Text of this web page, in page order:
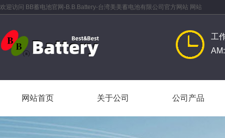
欢迎访问 BB蓄电池官网-B.B.Battery-台湾美美蓄电池有限公司官方网站 网站
工
网站首页 关于公司 公司产品